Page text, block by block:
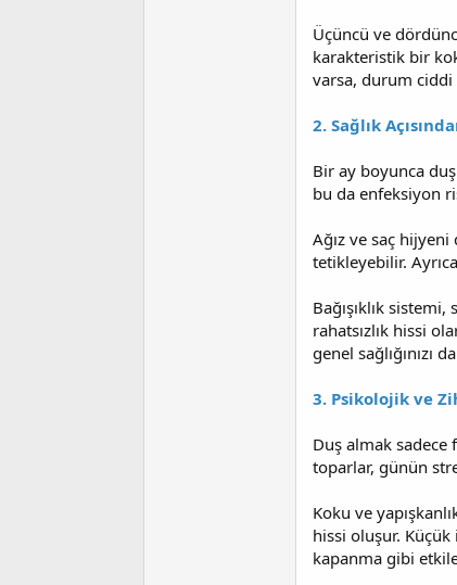
Üçüncü ve
karakteristik bir
varsa, durum
2. Sağlık
Bir ay boyunca
bu da enfeksiyon
Ağız ve saç
tetikleyebilir.
Bağışıklık
rahatsızlık hissi
genel sağlığınızı
3. Psikolojik ve
Duş almak sadece
toparlar, günün
Koku ve
hissi oluşur.
kapanma gibi